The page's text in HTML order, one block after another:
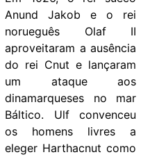
Anund Jakob e o rei
norueguês Olaf II
aproveitaram a ausência
do rei Cnut e lançaram
um ataque aos
dinamarqueses no mar
Báltico. Ulf convenceu
os homens livres a
eleger Harthacnut como